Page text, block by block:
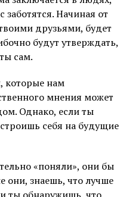
заботятся. Начиная от
друзьями, будет
будут утверждать,
сам.
которые нам
мнения может
Однако, если ты
себя на будущие
«поняли», они бы
они, знаешь, что лучше